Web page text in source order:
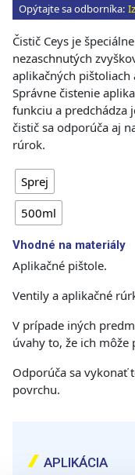
Opýtajte sa odborníka:
Čistič Ceys je
nezaschnutých
aplikačných
Správne čistenie
funkciu a predchádza
čistič sa odporúča aj
rúrok.
Sprej
500ml
Vhodné na materiály
Aplikačné pištole.
Ventily a aplikačné
V prípade iných
úvahy to, že ich môže
Odporúča sa vykonať
povrchu.
APLIKÁCIA